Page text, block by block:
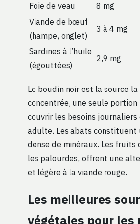
Foie de veau 8 mg
Viande de bœuf
(hampe, onglet)
3 à 4 mg
Sardines à l’huile
(égouttées)
2,9 mg
Le boudin noir est la source la
concentrée, une seule portion
couvrir les besoins journaliers
adulte. Les abats constituent
dense de minéraux. Les fruits
les palourdes, offrent une
et légère à la viande rouge.
Les meilleures
végétales pour les